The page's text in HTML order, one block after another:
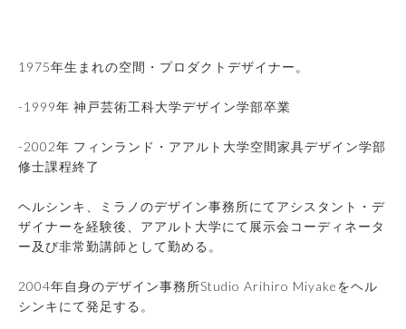
1975年生まれの空間・プロダクトデザイナー。
-1999年 神戸芸術工科大学デザイン学部卒業
-2002年 フィンランド・アアルト大学空間家具デザイン学部
修士課程終了
ヘルシンキ、ミラノのデザイン事務所にてアシスタント・デ
ザイナーを経験後、アアルト大学にて展示会コーディネータ
ー及び非常勤講師として勤める。
2004年自身のデザイン事務所Studio Arihiro Miyakeをヘル
シンキにて発足する。